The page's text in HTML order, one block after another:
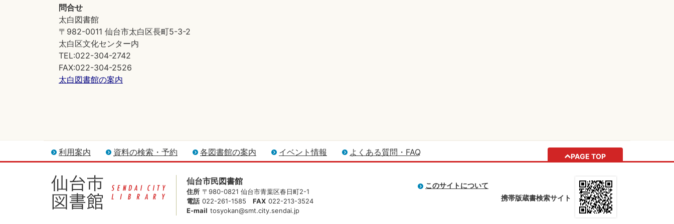
問合せ
太白図書館
〒982-0011 仙台市太白区長町5-3-2
太白区文化センター内
TEL:022-304-2742
FAX:022-304-2526
太白図書館の案内
利用案内 資料の検索・予約 各図書館の案内 イベント情報 よくある質問・FAQ PAGE TOP
仙台市民図書館
住所 〒980-0821 仙台市青葉区春日町2-1
電話 022-261-1585 FAX 022-213-3524
E-mail tosyokan@smt.city.sendai.jp
このサイトについて
携帯版蔵書検索サイト